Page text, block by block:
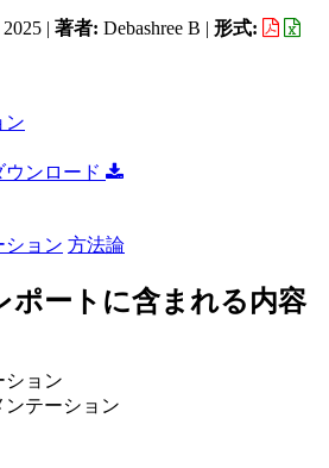
2025 | 著者: Debashree B | 形式:
ン
ンロード
ション 方法論
ポートに含まれる内容
ション
テーション